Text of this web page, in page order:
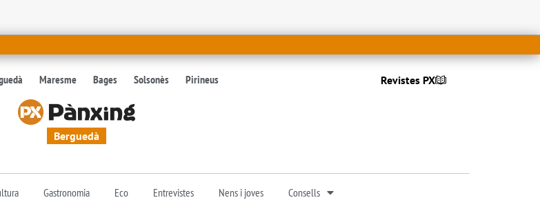
Maresme Bages Solsonès Pirineus Revistes PX
Berguedà
Gastronomia Eco Entrevistes Nens i joves Consells